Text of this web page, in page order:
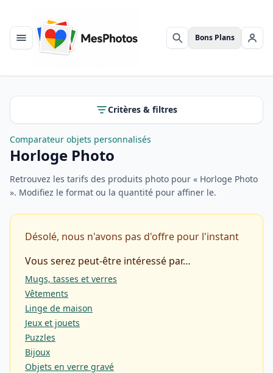
Menu Rechercher
Bons Plans Se
Critères & filtres
Comparateur objets personnalisés
Horloge Photo
Retrouvez les tarifs des produits photo pour « Horloge Photo
». Modifiez le format ou la quantité pour affiner le.
Désolé, nous n'avons pas d'offre pour l'instant
Vous serez peut-être intéressé par…
Mugs, tasses et verres
Vêtements
Linge de maison
Jeux et jouets
Puzzles
Bijoux
Objets en verre gravé